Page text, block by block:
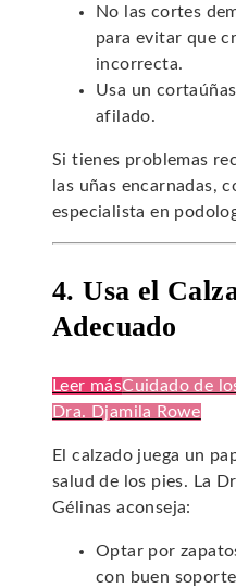
No las cortes
para evitar que
incorrecta.
Usa un
afilado.
Si tienes problemas
las uñas encarnadas,
especialista en
4. Usa el
Adecuado
Leer másCuidado de
Dra. Djamila Rowe
El calzado juega un
salud de los pies. La
Gélinas aconseja:
Optar por
con buen